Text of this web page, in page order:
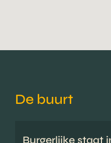
De buurt
Burgerlijke staat